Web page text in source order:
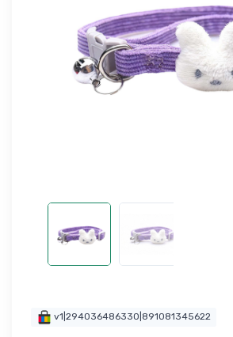
v1|294036486330|891081345622